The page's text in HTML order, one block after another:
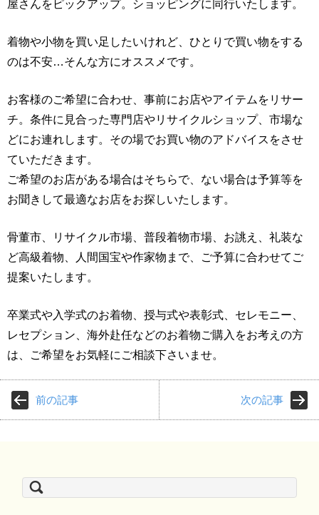
屋さんをピックアップ。ショッピングに同行いたします。
着物や小物を買い足したいけれど、ひとりで買い物をする
のは不安…そんな方にオススメです。
お客様のご希望に合わせ、事前にお店やアイテムをリサー
チ。条件に見合った専門店やリサイクルショップ、市場な
どにお連れします。その場でお買い物のアドバイスをさせ
ていただきます。
ご希望のお店がある場合はそちらで、ない場合は予算等を
お聞きして最適なお店をお探しいたします。
骨董市、リサイクル市場、普段着物市場、お誂え、礼装な
ど高級着物、人間国宝や作家物まで、ご予算に合わせてご
提案いたします。
卒業式や入学式のお着物、授与式や表彰式、セレモニー、
レセプション、海外赴任などのお着物ご購入をお考えの方
は、ご希望をお気軽にご相談下さいませ。
前の記事 次の記事
索: